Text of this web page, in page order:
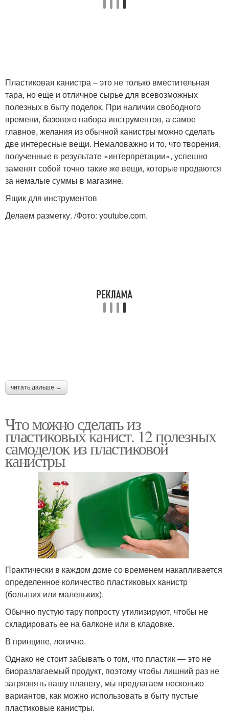
Поделки из
пластиковых бутылок
Канистры в саду
Канистры на участке Самоделки из канистры
Лебедь из канистры
Птица из пластиковых
Канистры для сада
Поделки из
пластмассовой
канистры
Клумба из канистр
Пластиковая канистра – это не только вместительная
тара, но еще и отличное сырье для всевозможных
полезных в быту поделок. При наличии свободного
времени, базового набора инструментов, а самое
главное, желания из обычной канистры можно сделать
две интересные вещи. Немаловажно и то, что творения,
полученные в результате «интерпретации», успешно
заменят собой точно такие же вещи, которые продаются
за немалые суммы в магазине.
Ящик для инструментов
Делаем разметку. /Фото: youtube.com.
читать дальше →
Что можно сделать из
пластиковых канист. 12 полезных
самоделок из пластиковой
канистры
Практически в каждом доме со временем накапливается
определенное количество пластиковых канистр
(больших или маленьких).
Обычно пустую тару попросту утилизируют, чтобы не
складировать ее на балконе или в кладовке.
В принципе, логично.
Однако не стоит забывать о том, что пластик — это не
биоразлагаемый продукт, поэтому чтобы лишний раз не
загрязнять нашу планету, мы предлагаем несколько
вариантов, как можно использовать в быту пустые
пластиковые канистры.